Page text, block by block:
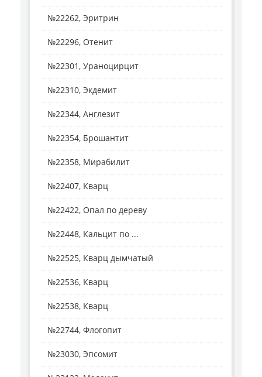
№22262, Эритрин
№22296, Отенит
№22301, Ураноцирцит
№22310, Экдемит
№22344, Англезит
№22354, Брошантит
№22358, Мирабилит
№22407, Кварц
№22422, Опал по дереву
№22448, Кальцит по ...
№22525, Кварц дымчатый
№22536, Кварц
№22538, Кварц
№22744, Флогопит
№23030, Эпсомит